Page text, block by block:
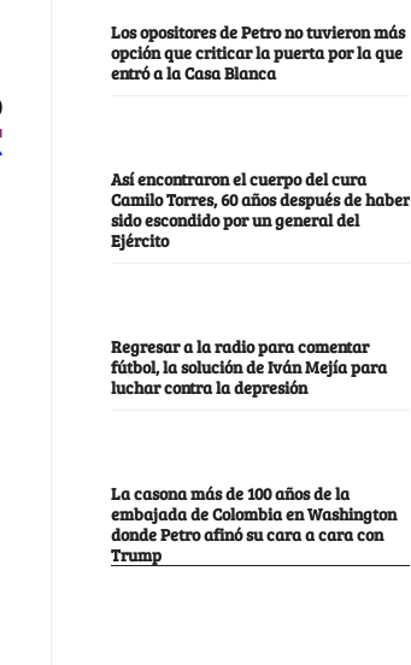
Los opositores de Petro no tuvieron más
opción que criticar la puerta por la que
entró a la Casa Blanca
Así encontraron el cuerpo del cura
Camilo Torres, 60 años después de haber
sido escondido por un general del
Ejército
Regresar a la radio para comentar
fútbol, la solución de Iván Mejía para
luchar contra la depresión
La casona más de 100 años de la
embajada de Colombia en Washington
donde Petro afinó su cara a cara con
Trump